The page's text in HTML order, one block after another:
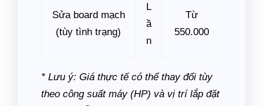
Sửa board mạch
(tùy tình trạng)
L
ầ
n
Từ
550.000
* Lưu ý: Giá thực tế có thể thay đổi tùy
theo công suất máy (HP) và vị trí lắp đặt